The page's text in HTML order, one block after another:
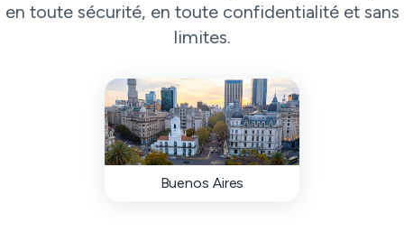
en toute sécurité, en toute confidentialité et sans
limites.
Buenos Aires